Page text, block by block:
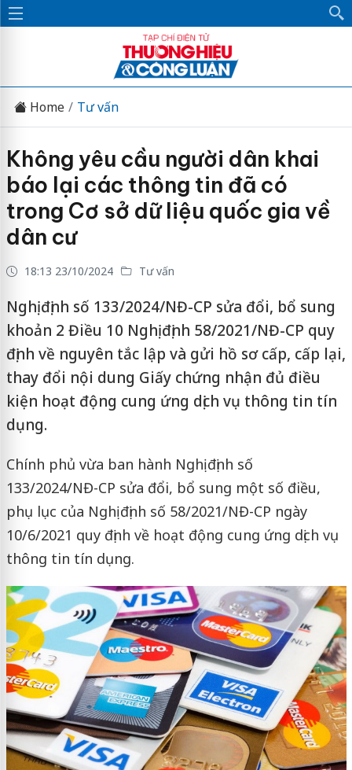
Home Tư vấn
Không yêu cầu người dân khai
báo lại các thông tin đã có
trong Cơ sở dữ liệu quốc gia về
dân cư
18:13 23/10/2024 Tư vấn
Nghị định số 133/2024/NĐ-CP sửa đổi, bổ sung
khoản 2 Điều 10 Nghị định 58/2021/NĐ-CP quy
định về nguyên tắc lập và gửi hồ sơ cấp, cấp lại,
thay đổi nội dung Giấy chứng nhận đủ điều
kiện hoạt động cung ứng dịch vụ thông tin tín
dụng.
Chính phủ vừa ban hành Nghị định số
133/2024/NĐ-CP sửa đổi, bổ sung một số điều,
phụ lục của Nghị định số 58/2021/NĐ-CP ngày
10/6/2021 quy định về hoạt động cung ứng dịch vụ
thông tin tín dụng.